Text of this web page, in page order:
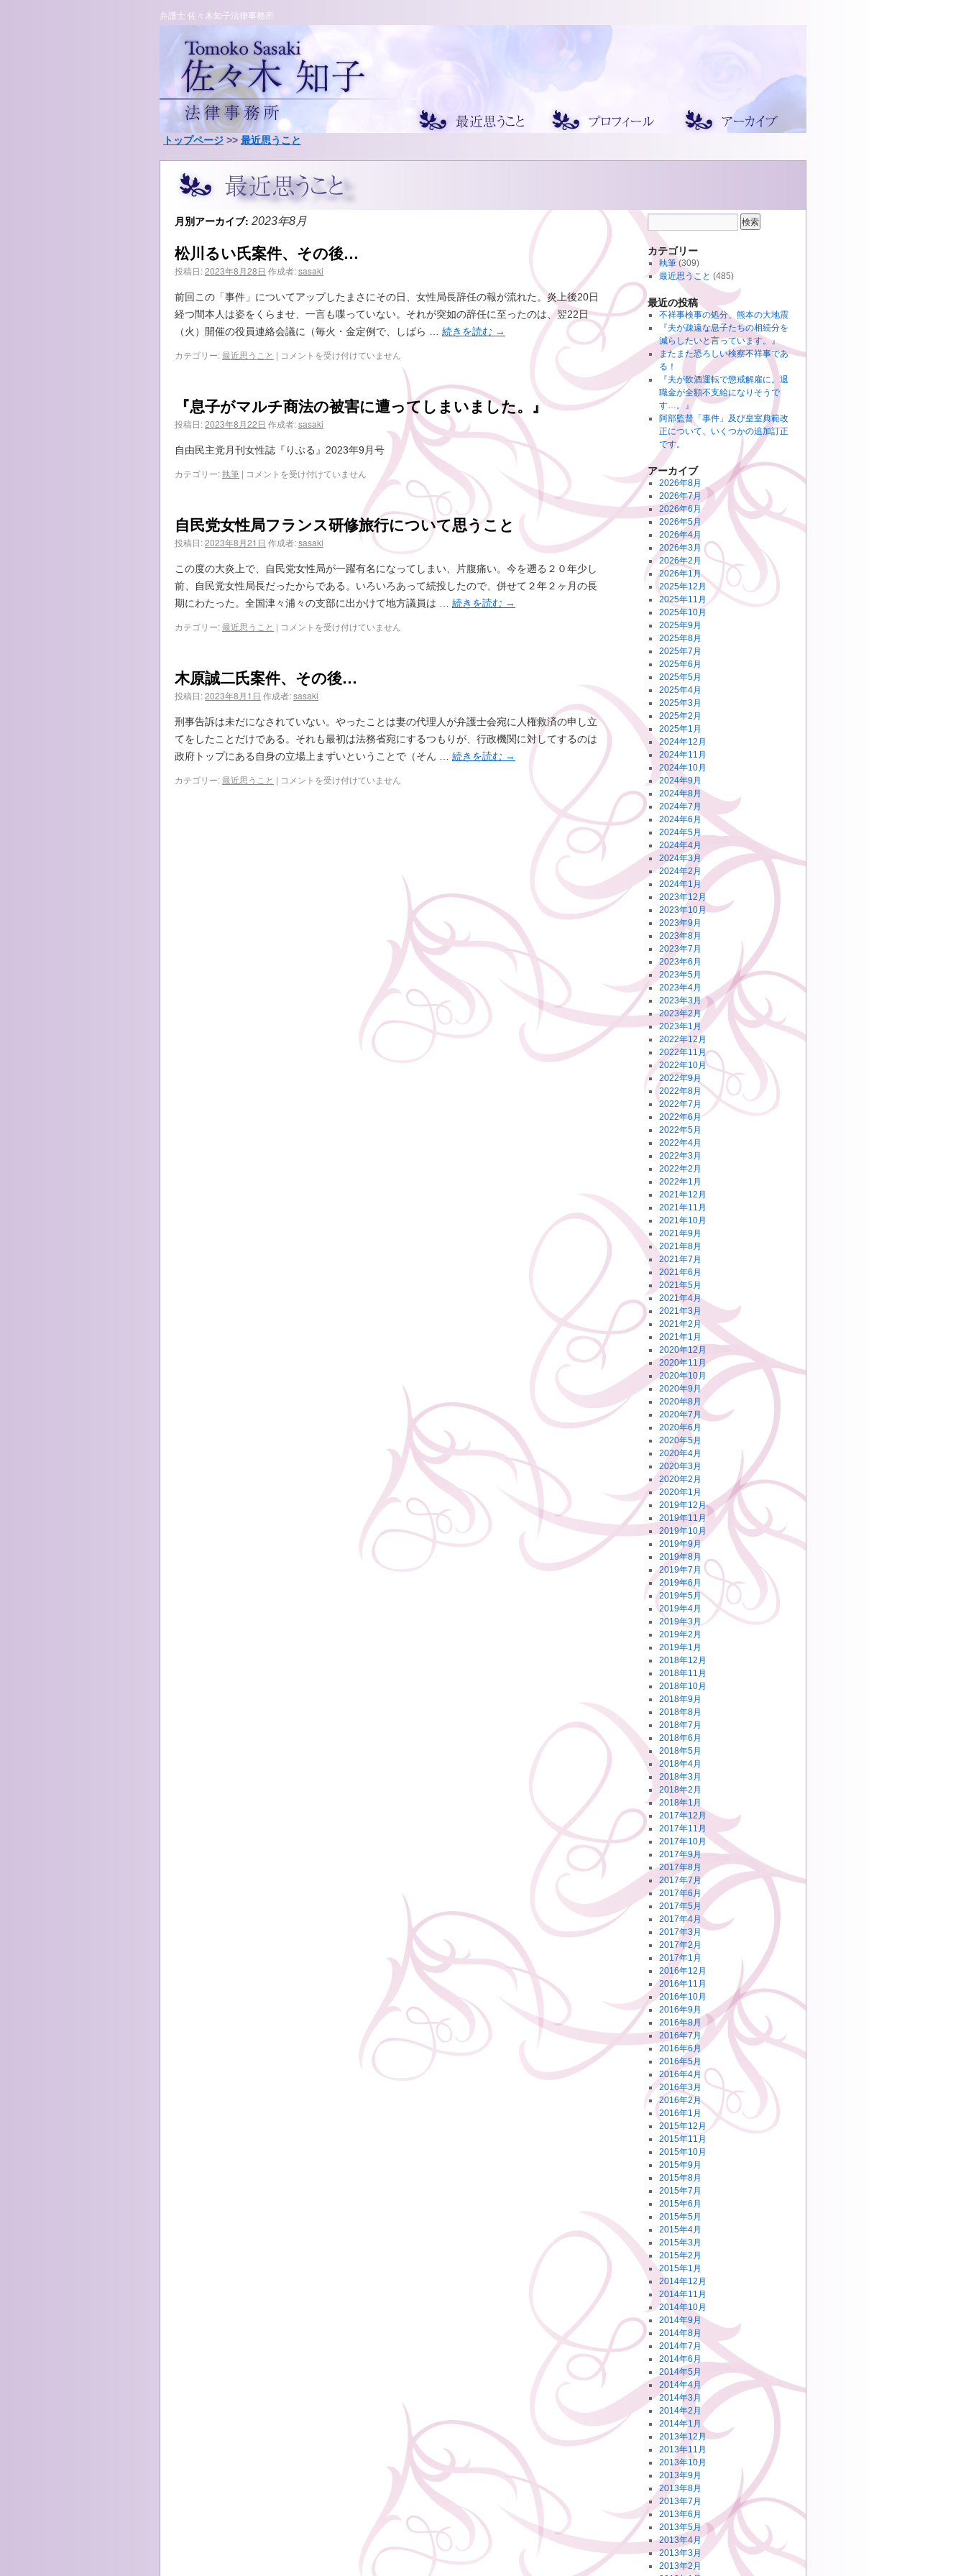
弁護士 佐々木知子法律事務所
トップページ >> 最近思うこと
月別アーカイブ: 2023年8月
松川るい氏案件、その後…
投稿日:2023年8月28日 作成者:sasaki
前回この「事件」についてアップしたまさにその日、女性局長辞任の報が流れた。炎上後20日
経つ間本人は姿をくらませ、一言も喋っていない。それが突如の辞任に至ったのは、翌22日
（火）開催の役員連絡会議に（毎火・金定例で、しばら … 続きを読む →
カテゴリー:最近思うこと | 松
氏
案
件、
そ
後…
コメントを受け付けていません
『息子がマルチ商法の被害に遭ってしまいました。』
投稿日:2023年8月22日 作成者:sasaki
自由民主党月刊女性誌『りぶる』2023年9月号
カテゴリー:執筆 | 『息
ル
チ
商
法
の
被
害
遭
ま
い
し
た。』
は
コメントを受け付けていません
自民党女性局フランス研修旅行について思うこと
投稿日:2023年8月21日 作成者:sasaki
この度の大炎上で、自民党女性局が一躍有名になってしまい、片腹痛い。今を遡る２０年少し
前、自民党女性局長だったからである。いろいろあって続投したので、併せて２年２ヶ月の長
期にわたった。全国津々浦々の支部に出かけて地方議員は … 続きを読む →
カテゴリー:最近思うこと | 自
性
局
フ
ラ
ン
ス
研
旅
コメントを受け付けていません
木原誠二氏案件、その後…
投稿日:2023年8月1日 作成者:sasaki
刑事告訴は未だになされていない。やったことは妻の代理人が弁護士会宛に人権救済の申し立
てをしたことだけである。それも最初は法務省宛にするつもりが、行政機関に対してするのは
政府トップにある自身の立場上まずいということで（そん … 続きを読む →
カテゴリー:最近思うこと | 木
コメントを受け付けていません
カテゴリー
執筆(309)
最近思うこと (485)
最近の投稿
不祥事検事の処分、熊本の大地震
『夫が疎遠な息子たちの相続分を
減らしたいと言っています。』
またまた恐ろしい検察不祥事であ
る！
『夫が飲酒運転で懲戒解雇に。退
職金が全額不支給になりそうで
す…。』
阿部監督「事件」及び皇室典範改
正について、いくつかの追加訂正
です。
アーカイブ
2026年8月
2026年7月
2026年6月
2026年5月
2026年4月
2026年3月
2026年2月
2026年1月
2025年12月
2025年11月
2025年10月
2025年9月
2025年8月
2025年7月
2025年6月
2025年5月
2025年4月
2025年3月
2025年2月
2025年1月
2024年12月
2024年11月
2024年10月
2024年9月
2024年8月
2024年7月
2024年6月
2024年5月
2024年4月
2024年3月
2024年2月
2024年1月
2023年12月
2023年10月
2023年9月
2023年8月
2023年7月
2023年6月
2023年5月
2023年4月
2023年3月
2023年2月
2023年1月
2022年12月
2022年11月
2022年10月
2022年9月
2022年8月
2022年7月
2022年6月
2022年5月
2022年4月
2022年3月
2022年2月
2022年1月
2021年12月
2021年11月
2021年10月
2021年9月
2021年8月
2021年7月
2021年6月
2021年5月
2021年4月
2021年3月
2021年2月
2021年1月
2020年12月
2020年11月
2020年10月
2020年9月
2020年8月
2020年7月
2020年6月
2020年5月
2020年4月
2020年3月
2020年2月
2020年1月
2019年12月
2019年11月
2019年10月
2019年9月
2019年8月
2019年7月
2019年6月
2019年5月
2019年4月
2019年3月
2019年2月
2019年1月
2018年12月
2018年11月
2018年10月
2018年9月
2018年8月
2018年7月
2018年6月
2018年5月
2018年4月
2018年3月
2018年2月
2018年1月
2017年12月
2017年11月
2017年10月
2017年9月
2017年8月
2017年7月
2017年6月
2017年5月
2017年4月
2017年3月
2017年2月
2017年1月
2016年12月
2016年11月
2016年10月
2016年9月
2016年8月
2016年7月
2016年6月
2016年5月
2016年4月
2016年3月
2016年2月
2016年1月
2015年12月
2015年11月
2015年10月
2015年9月
2015年8月
2015年7月
2015年6月
2015年5月
2015年4月
2015年3月
2015年2月
2015年1月
2014年12月
2014年11月
2014年10月
2014年9月
2014年8月
2014年7月
2014年6月
2014年5月
2014年4月
2014年3月
2014年2月
2014年1月
2013年12月
2013年11月
2013年10月
2013年9月
2013年8月
2013年7月
2013年6月
2013年5月
2013年4月
2013年3月
2013年2月